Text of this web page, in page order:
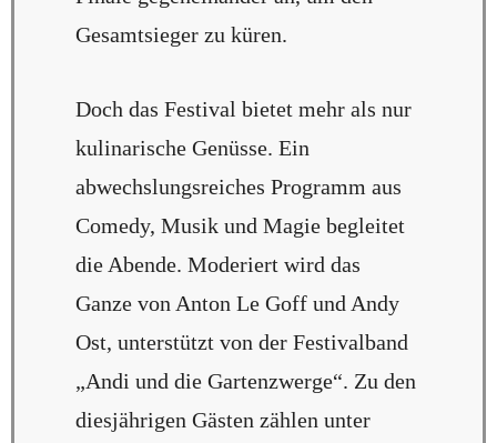
Gesamtsieger zu küren.
Doch das Festival bietet mehr als nur
kulinarische Genüsse. Ein
abwechslungsreiches Programm aus
Comedy, Musik und Magie begleitet
die Abende. Moderiert wird das
Ganze von Anton Le Goff und Andy
Ost, unterstützt von der Festivalband
„Andi und die Gartenzwerge“. Zu den
diesjährigen Gästen zählen unter